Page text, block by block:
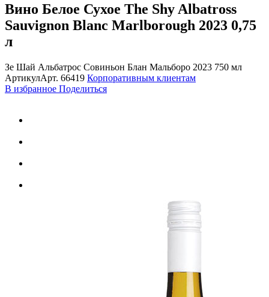
Вино Белое Сухое The Shy Albatross
Sauvignon Blanc Marlborough 2023 0,75
л
Зе Шай Альбатрос Совиньон Блан Мальборо 2023 750 мл
АртикулАрт. 66419 Корпоративным клиентам
В избранное Поделиться